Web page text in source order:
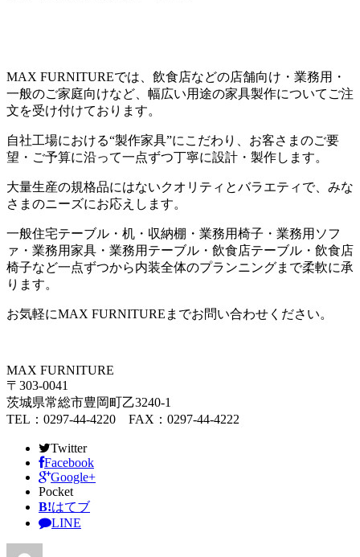
MAX FURNITUREでは、飲食店などの店舗向け・業務用・
一般のご家庭向けなど、幅広い用途の家具製作についてご注
文を受け付けております。
自社工場における“製作家具”にこだわり、お客さまのご要
望・ご予算に沿って一点ずつ丁寧に設計・製作します。
大量生産の規格品にはないクオリティとバラエティで、みな
さまのニーズにお応えします。
一般住宅テーブル・机・収納棚・業務用椅子・業務用ソフ
ァ・業務用家具・業務用テーブル・飲食店テーブル・飲食店
椅子など一点ずつから内装全体のプランニングまで柔軟に承
ります。
お気軽にMAX FURNITURE までお問い合わせください。
MAX FURNITURE
〒303-0041
茨城県常総市豊岡町乙3240-1
TEL：0297-44-4220 FAX：0297-44-4222
Twitter
Facebook
Google+
Pocket
B!はてブ
LINE